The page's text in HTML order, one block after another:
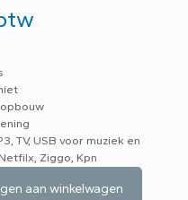
TV, USB voor muziek en
Ziggo, Kpn
aan winkelwagen